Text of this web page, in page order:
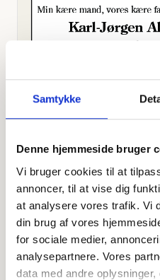
Samtykke
Denne hjemmeside bruger
Vi bruger cookies til at
annoncer, til at vise dig
at analysere vores trafik. Vi
din brug af vores
for sociale medier,
analysepartnere. Vores
data med andre
Offentligtgjort i Ugeavisen
Højtideligheden
Torsdag d. 18. juli 2024 kl.
Jerne Kirke
Møllebakken 2, 6705